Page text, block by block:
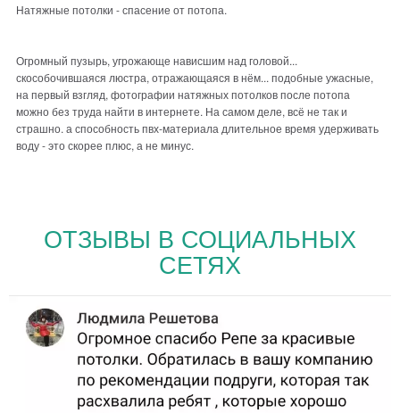
Натяжные потолки - спасение от потопа.
Огромный пузырь, угрожающе нависшим над головой...
скособочившаяся люстра, отражающаяся в нём... подобные ужасные,
на первый взгляд, фотографии натяжных потолков после потопа
можно без труда найти в интернете. На самом деле, всё не так и
страшно. а способность пвх-материала длительное время удерживать
воду - это скорее плюс, а не минус.
ОТЗЫВЫ В СОЦИАЛЬНЫХ
СЕТЯХ